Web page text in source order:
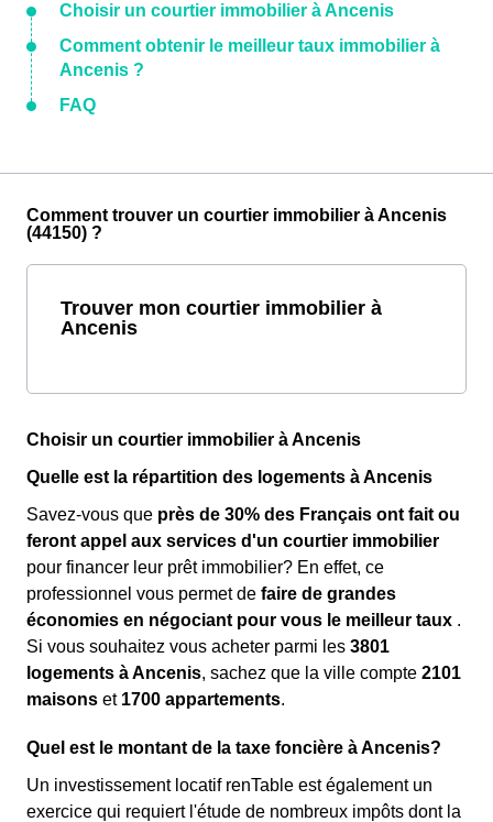
Choisir un courtier immobilier à Ancenis
Comment obtenir le meilleur taux immobilier à
Ancenis ?
FAQ
Comment trouver un courtier immobilier à Ancenis
(44150) ?
Trouver mon courtier immobilier à
Ancenis
Choisir un courtier immobilier à Ancenis
Quelle est la répartition des logements à Ancenis
Savez-vous que près de 30% des Français ont fait ou
feront appel aux services d'un courtier immobilier
pour financer leur prêt immobilier? En effet, ce
professionnel vous permet de faire de grandes
économies en négociant pour vous le meilleur taux .
Si vous souhaitez vous acheter parmi les 3801
logements à Ancenis, sachez que la ville compte 2101
maisons et 1700 appartements.
Quel est le montant de la taxe foncière à Ancenis?
Un investissement locatif renTable est également un
exercice qui requiert l'étude de nombreux impôts dont la